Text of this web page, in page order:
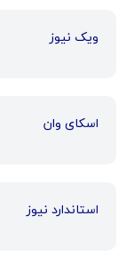
ویک نیوز
اسکای وان
استاندارد نیوز